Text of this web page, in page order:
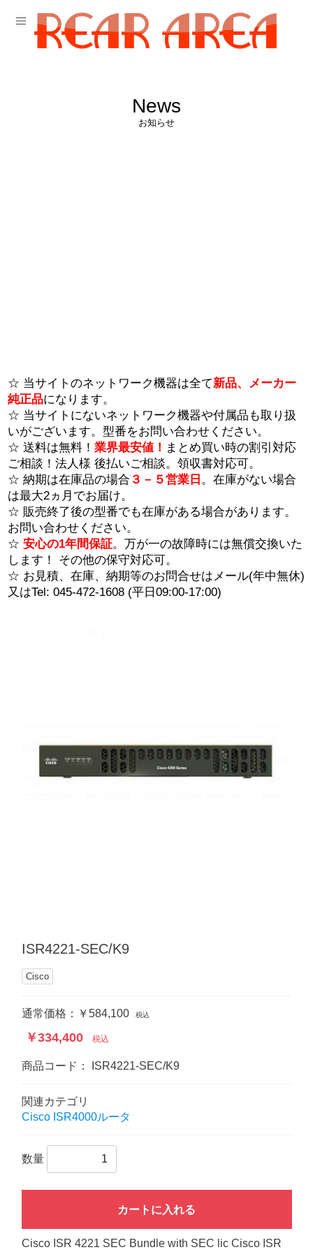
News
お知らせ
☆ 当サイトのネットワーク機器は全て新品、メーカー
純正品になります。
☆ 当サイトにないネットワーク機器や付属品も取り扱
いがございます。型番をお問い合わせください。
☆ 送料は無料！ 業界最安値！ まとめ買い時の割引対応
ご相談！法人様 後払いご相談。領収書対応可。
☆ 納期は在庫品の場合 ３－５営業日 。在庫がない場合
は最大2ヵ月でお届け。
☆ 販売終了後の型番でも在庫がある場合があります。
お問い合わせください。
☆ 安心の1年間保証。万が一の故障時には無償交換いた
します！ その他の保守対応可。
☆ お見積、在庫、納期等のお問合せはメール(年中無休)
又はTel: 045-472-1608 (平日09:00-17:00)
ISR4221-SEC/K9
Cisco
通常価格：￥584,100 税込
￥334,400 税込
商品コード： ISR4221-SEC/K9
関連カテゴリ
Cisco ISR4000ルータ
数量
カートに入れる
Cisco ISR 4221 SEC Bundle with SEC lic Cisco ISR